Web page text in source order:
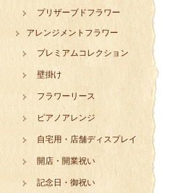
プリザーブドフラワー
アレンジメントフラワー
プレミアムコレクション
壁掛け
フラワーリース
ピアノアレンジ
自宅用・店舗ディスプレイ
開店・開業祝い
記念日・御祝い